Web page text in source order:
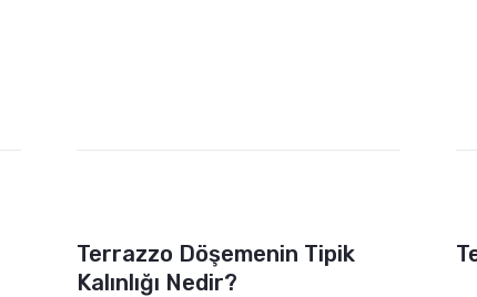
Terrazzo Döşemenin Tipik
Kalınlığı Nedir?